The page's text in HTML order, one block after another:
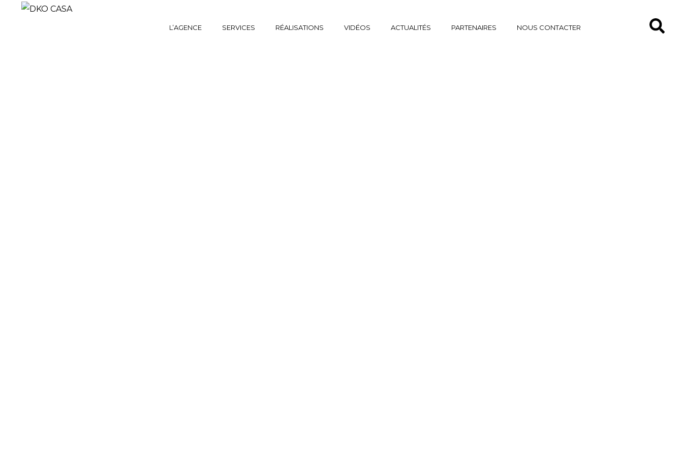
L’AGENCE SERVICES RÉALISATIONS VIDÉOS ACTUALITÉS PARTENAIRES NOUS CONTACTER